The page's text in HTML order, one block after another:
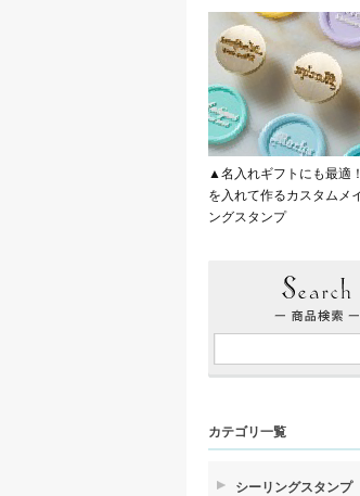
▲名入れギフトにも最適
を入れて作るカスタムメ
ングスタンプ
カテゴリ一覧
シーリングスタンプ